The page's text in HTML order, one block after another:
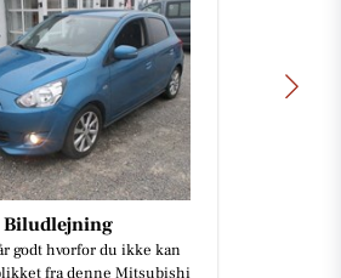
Biludlejning
godt hvorfor du ikke kan
fra denne Mitsubishi